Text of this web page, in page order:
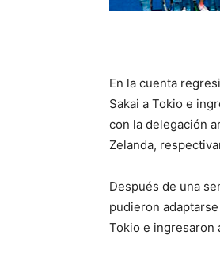
En la cuenta
Sakai a Tokio e
con la delegación
Zelanda,
Después de una
pudieron
Tokio e ingresaron